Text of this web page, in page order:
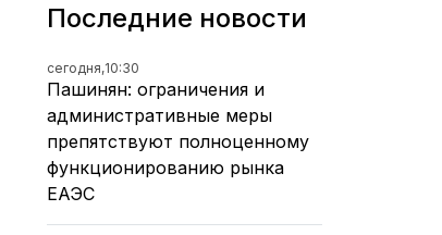
Последние новости
сегодня,10:30
Пашинян: ограничения и
административные меры
препятствуют полноценному
функционированию рынка
ЕАЭС